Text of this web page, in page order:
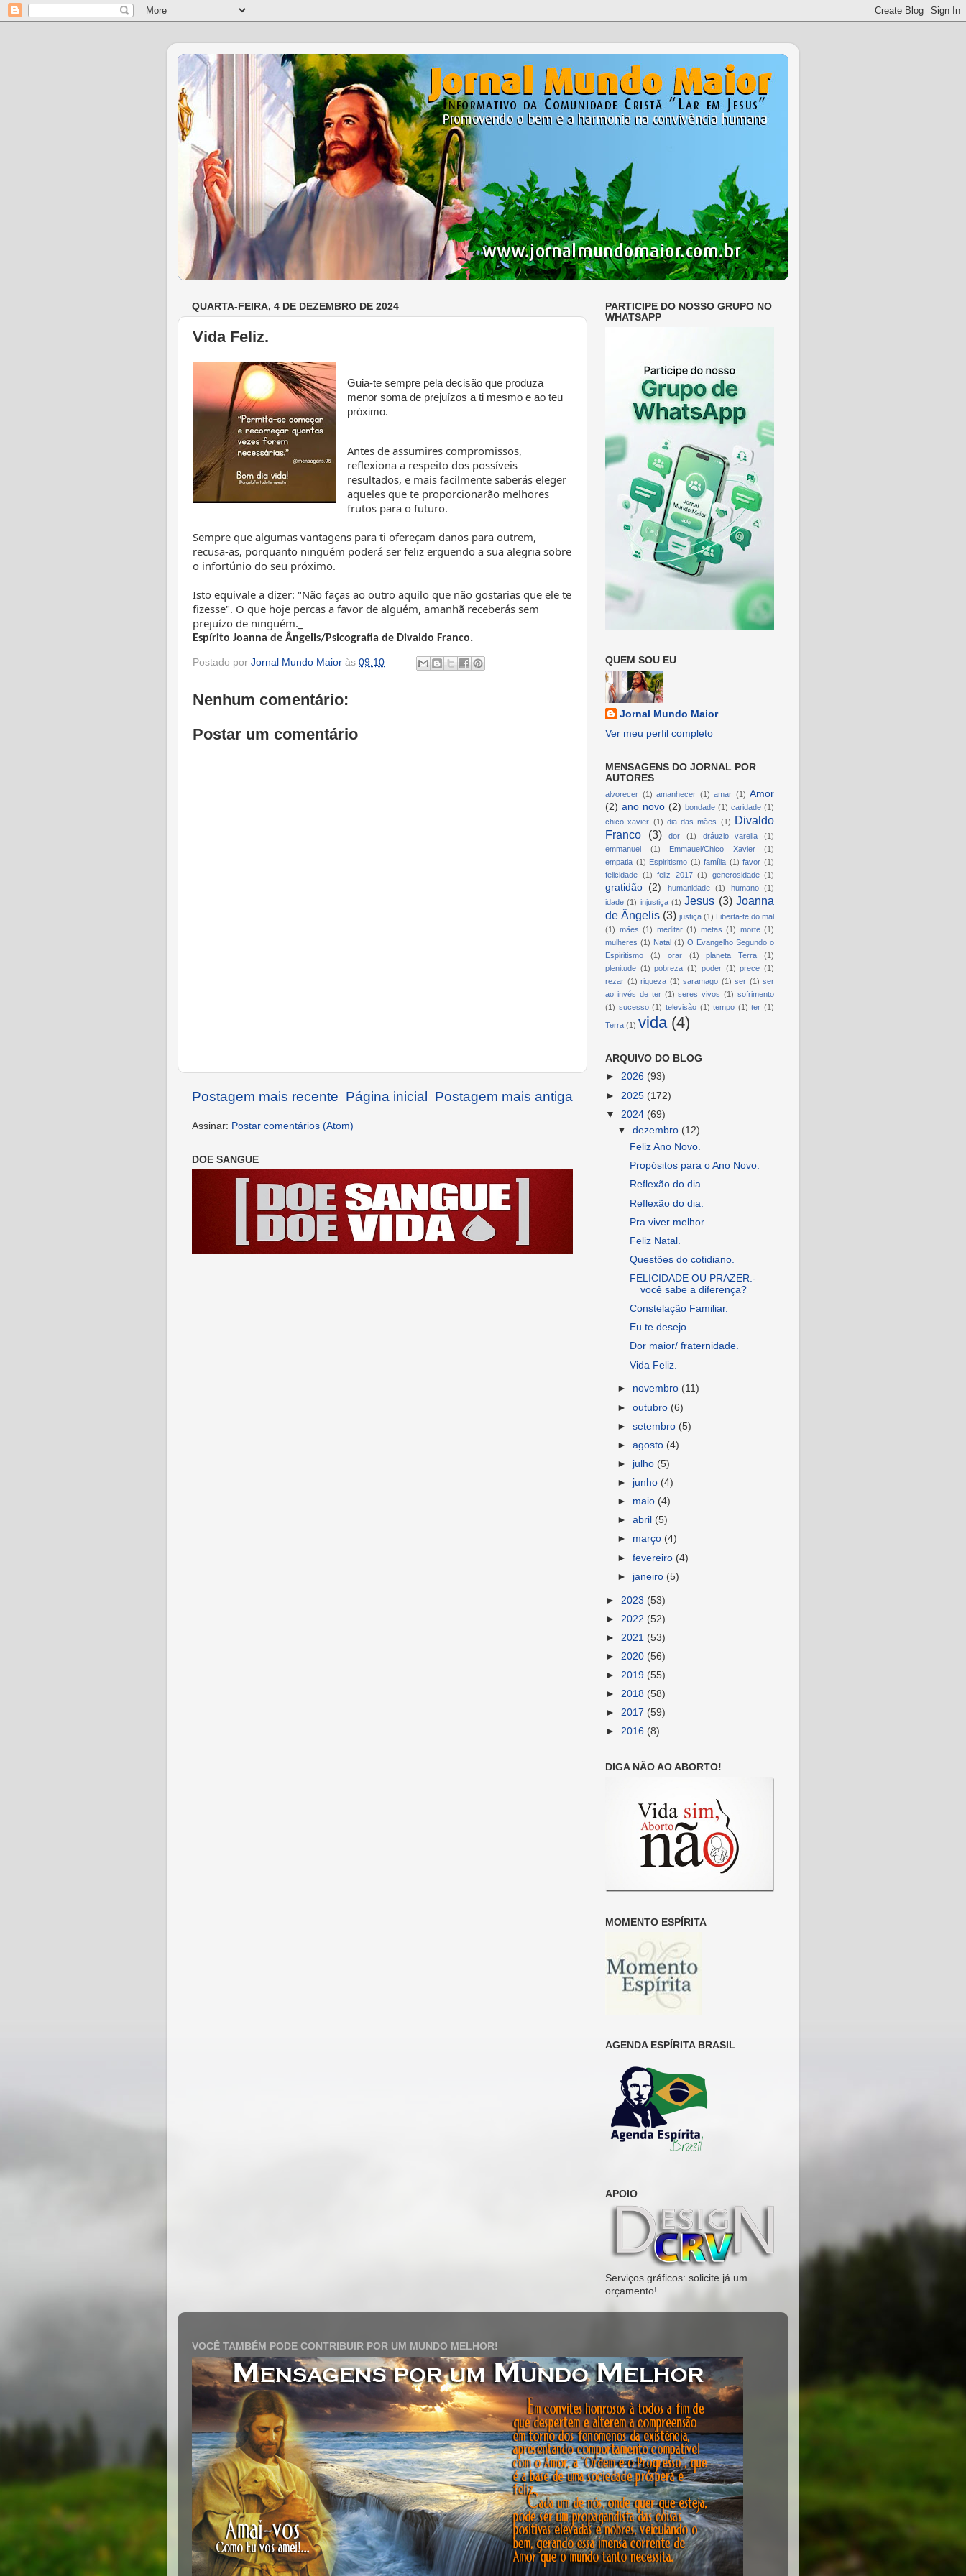
QUARTA-FEIRA, 4 DE DEZEMBRO DE 2024
Vida Feliz.
Guia-te sempre pela decisão que produza
menor soma de prejuízos a ti mesmo e ao teu
próximo.
Antes de assumires compromissos,
reflexiona a respeito dos possíveis
resultados, e mais facilmente saberás eleger
aqueles que te proporcionarão melhores
frutos para o futuro.
Sempre que algumas vantagens para ti ofereçam danos para outrem,
recusa-as, porquanto ninguém poderá ser feliz erguendo a sua alegria sobre
o infortúnio do seu próximo.
Isto equivale a dizer: "Não faças ao outro aquilo que não gostarias que ele te
fizesse". O que hoje percas a favor de alguém, amanhã receberás sem
prejuízo de ninguém._
Espírito Joanna de Ângelis/Psicografia de Divaldo Franco.
Postado por Jornal Mundo Maior às 09:10
Nenhum comentário:
Postar um comentário
Postagem mais recente Postagem mais antiga
Página inicial
Assinar: Postar comentários (Atom)
DOE SANGUE
PARTICIPE DO NOSSO GRUPO NO
WHATSAPP
QUEM SOU EU
Jornal Mundo Maior
Ver meu perfil completo
MENSAGENS DO JORNAL POR
AUTORES
alvorecer (1) amanhecer (1) amar (1) Amor
(2) ano novo (2) bondade (1) caridade (1)
chico xavier (1) dia das mães (1) Divaldo
Franco
(3) dor (1) dráuzio varella
(1)
emmanuel
(1) Emmauel/Chico Xavier
(1)
empatia (1) Espiritismo (1) família (1) favor (1)
felicidade (1) feliz 2017 (1) generosidade (1)
gratidão (2) humanidade (1) humano
(1)
idade (1) injustiça (1) Jesus (3) Joanna
de Ângelis (3) justiça (1)
Liberta-te do mal
(1) mães (1) meditar (1) metas (1) morte (1)
mulheres (1) Natal (1) O Evangelho Segundo o
Espiritismo
(1) orar (1) planeta Terra
(1)
plenitude (1) pobreza (1) poder (1) prece (1)
rezar (1) riqueza (1) saramago (1) ser (1) ser
ao invés de ter (1) seres vivos (1) sofrimento
(1) sucesso (1) televisão (1) tempo (1) ter (1)
Terra (1) vida (4)
ARQUIVO DO BLOG
► 2026 (93)
► 2025 (172)
▼ 2024 (69)
▼dezembro (12)
Feliz Ano Novo.
Propósitos para o Ano Novo.
Reflexão do dia.
Reflexão do dia.
Pra viver melhor.
Feliz Natal.
Questões do cotidiano.
FELICIDADE OU PRAZER:-
você sabe a diferença?
Constelação Familiar.
Eu te desejo.
Dor maior/ fraternidade.
Vida Feliz.
► novembro (11)
►outubro (6)
►setembro (5)
►agosto (4)
► julho (5)
► junho (4)
► maio (4)
►abril (5)
► março (4)
►fevereiro (4)
► janeiro (5)
► 2023 (53)
► 2022 (52)
► 2021 (53)
► 2020 (56)
► 2019 (55)
► 2018 (58)
► 2017 (59)
► 2016 (8)
DIGA NÃO AO ABORTO!
MOMENTO ESPÍRITA
AGENDA ESPÍRITA BRASIL
APOIO
Serviços gráficos: solicite já um
orçamento!
VOCÊ TAMBÉM PODE CONTRIBUIR POR UM MUNDO MELHOR!